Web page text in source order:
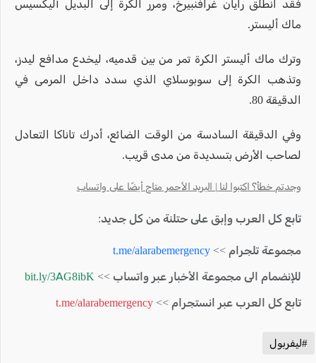
فقد انطلق رايان غرافنبيرخ، ومرر الكرة إلى البديل أليكسيس
ماك أليستر.
وترك ماك أليستر الكرة تمر من بين قدميه، ليخدع مدافع ليدز،
وتذهب الكرة إلى سوبوسلاي الذي سدد داخل المرمى في
الدقيقة 80.
وفي الدقيقة السادسة من الوقت الضائع، أدرك تاناكا التعادل
لصاحب الأرض بتسديدة من مدى قريب.
وجدتم خطأ؟ اكتبوا لنا | البريد الأحمر متاح أيضًا على واتساب
تابع كل العرب وإبق على حتلنة من كل جديد:
مجموعة تلجرام >> t.me/alarabemergency
للإنضمام الى مجموعة الأخبار عبر واتساب >> bit.ly/3AG8ibK
تابع كل العرب عبر انستجرام >> t.me/alarabemergency
#ليفربول